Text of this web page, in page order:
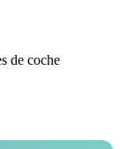
de coche